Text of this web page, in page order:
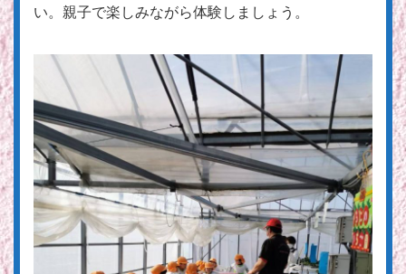
い。親子で楽しみながら体験しましょう。